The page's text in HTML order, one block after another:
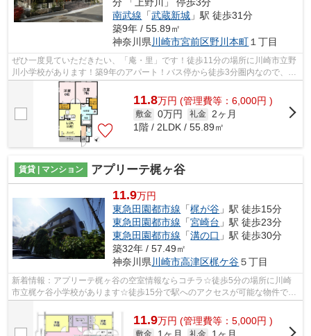
南武線 「武蔵新城 」駅 徒歩31分
築9年 / 55.89㎡
神奈川県 川崎市宮前区野川本町 １丁目
ぜひ一度見ていただきたい、「庵・里」です！徒歩11分の場所に川崎市立野
川小学校があります！築9年のアパート！バス停から徒歩3分圏内なので、雨
の日の外出も苦になりません！ご自身...
11.8万円 (管理費等：6,000円 )
敷金 0万円 礼金 2ヶ月
1階 / 2LDK / 55.89㎡
賃貸 | マンション アプリーテ梶ヶ谷
11.9万円
東急田園都市線 「梶が谷 」駅 徒歩15分
東急田園都市線 「宮崎台 」駅 徒歩23分
東急田園都市線 「溝の口 」駅 徒歩30分
築32年 / 57.49㎡
神奈川県 川崎市高津区梶ケ谷５丁目
新着情報：アプリーテ梶ヶ谷の空室情報ならコチラ☆徒歩5分の場所に川崎
市立梶ケ谷小学校があります☆徒歩15分で駅へのアクセスが可能な物件です
☆タイルが外壁には張られています☆ご来店...
11.9万円 (管理費等：5,000円 )
敷金 礼金